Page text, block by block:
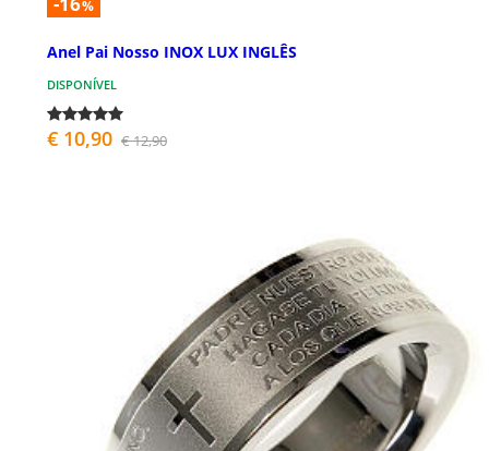
%
Anel Pai Nosso INOX LUX INGLÊS
DISPONÍVEL
€ 10,90 € 12,90